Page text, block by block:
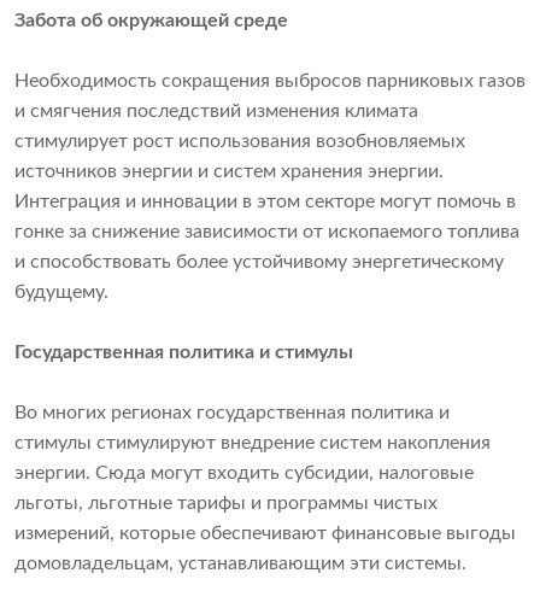
Забота об окружающей среде
Необходимость сокращения выбросов парниковых газов
и смягчения последствий изменения климата
стимулирует рост использования возобновляемых
источников энергии и систем хранения энергии.
Интеграция и инновации в этом секторе могут помочь в
гонке за снижение зависимости от ископаемого топлива
и способствовать более устойчивому энергетическому
будущему.
Государственная политика и стимулы
Во многих регионах государственная политика и
стимулы стимулируют внедрение систем накопления
энергии. Сюда могут входить субсидии, налоговые
льготы, льготные тарифы и программы чистых
измерений, которые обеспечивают финансовые выгоды
домовладельцам, устанавливающим эти системы.